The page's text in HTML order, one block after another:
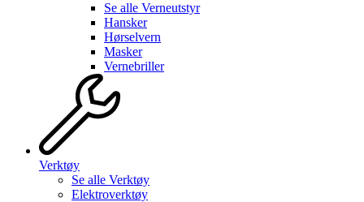
Se alle Verneutstyr
Hansker
Hørselvern
Masker
Vernebriller
Verktøy
Se alle Verktøy
Elektroverktøy